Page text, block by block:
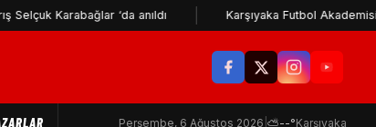
Karabağlar ‘da anıldı Karşıyaka Futbol Akademisi'nden
Perşembe, 6 Ağustos 2026 ⛅--°Karşıyaka